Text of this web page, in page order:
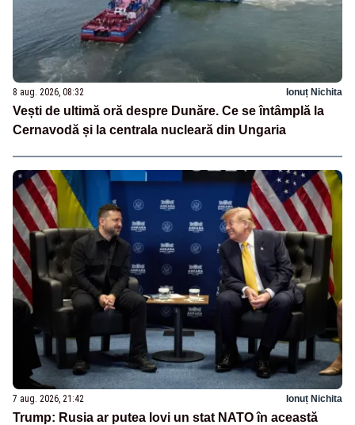
8 aug. 2026, 08:32 Ionuț Nichita
Vești de ultimă oră despre Dunăre. Ce se întâmplă la
Cernavodă și la centrala nucleară din Ungaria
7 aug. 2026, 21:42 Ionuț Nichita
Trump: Rusia ar putea lovi un stat NATO în această